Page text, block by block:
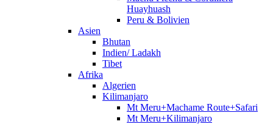
Huayhuash
Peru & Bolivien
Asien
Bhutan
Indien/ Ladakh
Tibet
Afrika
Algerien
Kilimanjaro
Mt Meru+Machame Route+Safari
Mt Meru+Kilimanjaro